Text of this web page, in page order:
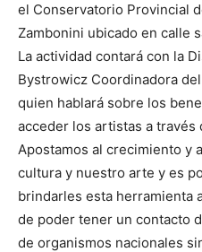
el Conservatorio Provincial
Zambonini ubicado en calle
La actividad contará con la
Bystrowicz Coordinadora
quien hablará sobre los
acceder los artistas a través
Apostamos al crecimiento y
cultura y nuestro arte y es
brindarles esta herramienta
de poder tener un contacto
de organismos nacionales